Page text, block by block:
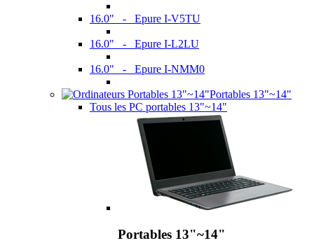
16.0" - Epure I-V5TU
16.0" - Epure I-L2LU
16.0" - Epure I-NMM0
Portables 13"~14"
Tous les PC portables 13"~14"
Portables 13"~14"